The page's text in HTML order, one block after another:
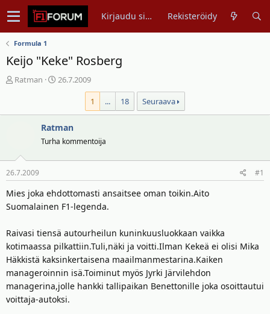
Kirjaudu sisään Rekisteröidy
Formula 1
Keijo "Keke" Rosberg
V
s
e
t
j
u
n
l
o
i
t
t
a
Ratman
A
i
t
u
p
v
ä
ä
ä
r
ä
26.7.2009
1
... 18 Seuraava
Ratman
Turha kommentoija
26.7.2009 #1
Mies joka ehdottomasti ansaitsee oman toikin.Aito
Suomalainen F1-legenda.
Raivasi tiensä autourheilun kuninkuusluokkaan vaikka
kotimaassa pilkattiin.Tuli,näki ja voitti.Ilman Kekeä ei olisi Mika
Häkkistä kaksinkertaisena maailmanmestarina.Kaiken
manageroinnin isä.Toiminut myös Jyrki Järvilehdon
managerina,jolle hankki tallipaikan Benettonille joka osoittautui
voittaja-autoksi.